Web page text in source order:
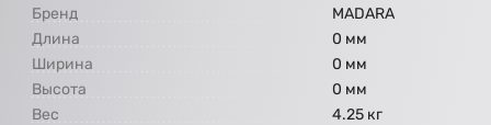
Бренд
МАDARA
Длина
0 мм
Ширина
0 мм
Высота
0 мм
Вес
4.25 кг